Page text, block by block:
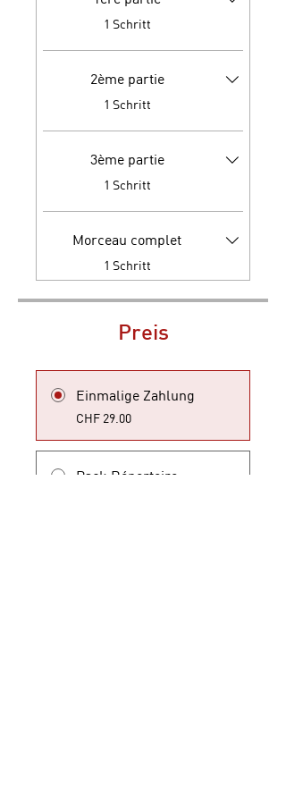
.
1 Schritt
2ème partie
.
1 Schritt
3ème partie
.
1 Schritt
Morceau complet
.
1 Schritt
Preis
Einmalige Zahlung
CHF 29.00
Pack Répertoire